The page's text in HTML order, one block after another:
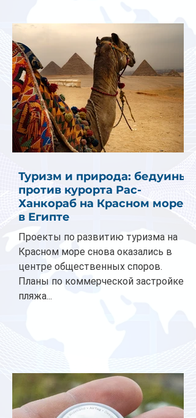
Туризм и природа: бедуины
против курорта Рас-
Ханкораб на Красном море
в Египте
Проекты по развитию туризма на
Красном море снова оказались в
центре общественных споров.
Планы по коммерческой застройке
пляжа...